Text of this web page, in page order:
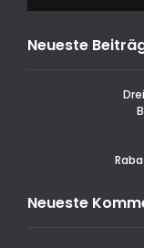
Neueste
Neueste